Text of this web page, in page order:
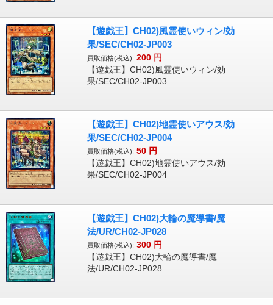
【遊戯王】CH02)風霊使いウィン/効
果/SEC/CH02-JP003
買取価格(税込): 200 円
【遊戯王】CH02)風霊使いウィン/効
果/SEC/CH02-JP003
【遊戯王】CH02)地霊使いアウス/効
果/SEC/CH02-JP004
買取価格(税込): 50 円
【遊戯王】CH02)地霊使いアウス/効
果/SEC/CH02-JP004
【遊戯王】CH02)大輪の魔導書/魔
法/UR/CH02-JP028
買取価格(税込): 300 円
【遊戯王】CH02)大輪の魔導書/魔
法/UR/CH02-JP028